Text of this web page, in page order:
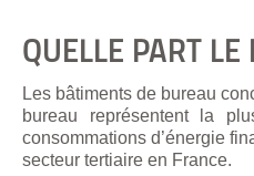
QUELLE PART
Les bâtiments de bureau
bureau représentent la
consommations d’énergie
secteur tertiaire en France.